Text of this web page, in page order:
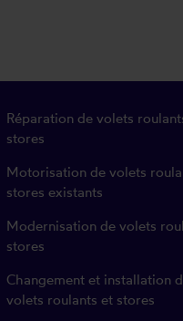
Réparation de volets
stores
Motorisation de volets
stores existants
Modernisation de volets
stores
Changement et installation
volets roulants et stores